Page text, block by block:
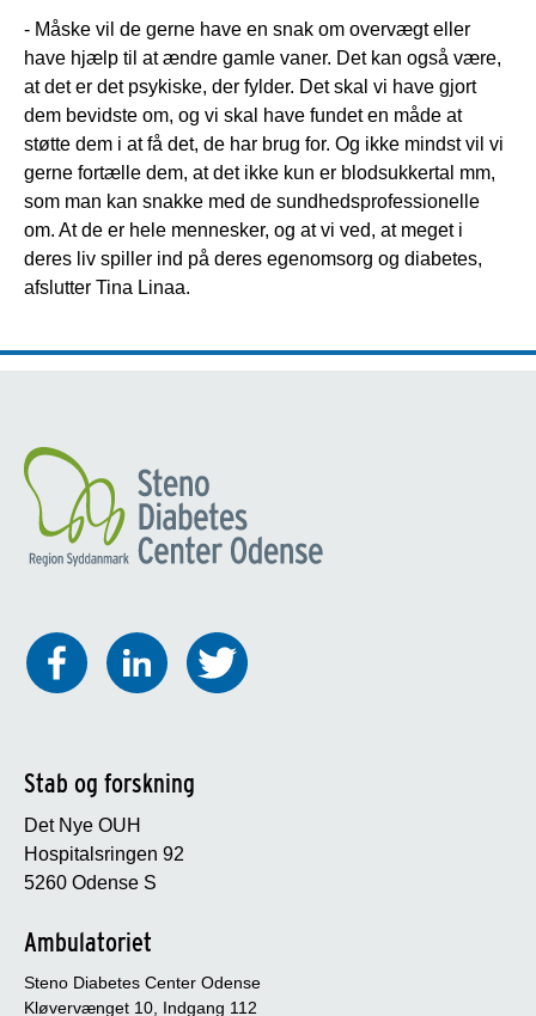
- Måske vil de gerne have en snak om overvægt eller
have hjælp til at ændre gamle vaner. Det kan også være,
at det er det psykiske, der fylder. Det skal vi have gjort
dem bevidste om, og vi skal have fundet en måde at
støtte dem i at få det, de har brug for. Og ikke mindst vil vi
gerne fortælle dem, at det ikke kun er blodsukkertal mm,
som man kan snakke med de sundhedsprofessionelle
om. At de er hele mennesker, og at vi ved, at meget i
deres liv spiller ind på deres egenomsorg og diabetes,
afslutter Tina Linaa.
Stab og forskning
Det Nye OUH
Hospitalsringen 92
5260 Odense S
Ambulatoriet
Steno Diabetes Center Odense
Kløvervænget 10, Indgang 112